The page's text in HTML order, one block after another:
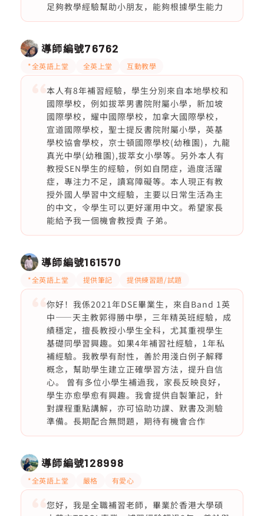
足夠教學經驗幫助小朋友，能夠根據學生能力
導師編號76762
*全英語上堂 全英上堂 互動教學
本人有8年補習經驗，學生分別來自本地學校和
國際學校，例如拔萃男書院附屬小學，新加坡
國際學校，耀中國際學校，加拿大國際學校，
宣道國際學校，聖士提反書院附屬小學，英基
學校協會學校，京士頓國際學校(幼稚園)，九龍
真光中學(幼稚園),拔萃女小學等。另外本人有
教授SEN學生的經驗，例如自閉症，過度活躍
症，專注力不足，讀寫障礙等。本人現正有教
授外國人學習中文經驗，主要以日常生活為主
的中文，令學生可以更好運用中文。希望家長
能給予我一個機會教授貴 子弟。
導師編號161570
*全英語上堂 提供筆記 提供練習題/試題
你好！我係2021年DSE畢業生，來自Band 1英
中——天主教郭得勝中學，三年精英班經驗，成
績穩定，擅長教授小學生全科，尤其重視學生
基礎同學習興趣。如果4年補習社經驗，1年私
補經驗。我教學有耐性，善於用淺白例子解釋
概念，幫助學生建立正確學習方法，提升自信
心。 曾有多位小學生補過我，家長反映良好，
學生亦愈學愈有興趣。我會提供自製筆記，針
對課程重點講解，亦可協助功課、默書及測驗
準備。長期配合無問題，期待有機會合作
導師編號128998
*全英語上堂 嚴格 有愛心
您好，我是全職補習老師，畢業於香港大學碩